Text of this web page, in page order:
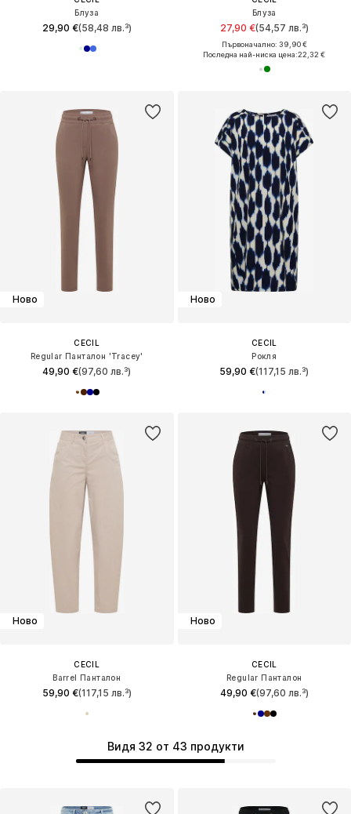
Блуза
29,90 €(58,48 лв.³)
Блуза
27,90 €(54,57 лв.³)
Първоначално: 39,90 €
Последна най-ниска цена:22,32 €
Ново
CECIL
Regular Панталон 'Tracey'
49,90 €(97,60 лв.³)
Ново
CECIL
Рокля
59,90 €(117,15 лв.³)
Ново
CECIL
Barrel Панталон
59,90 €(117,15 лв.³)
Ново
CECIL
Regular Панталон
49,90 €(97,60 лв.³)
Видя 32 от 43 продукти